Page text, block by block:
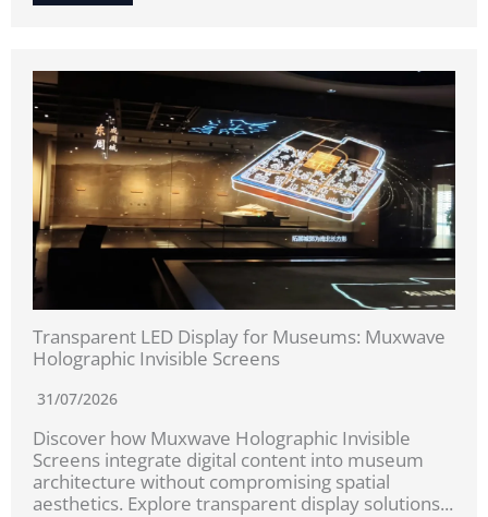
Transparent LED Display for Museums: Muxwave
Holographic Invisible Screens
31/07/2026
Discover how Muxwave Holographic Invisible
Screens integrate digital content into museum
architecture without compromising spatial
aesthetics. Explore transparent display solutions...